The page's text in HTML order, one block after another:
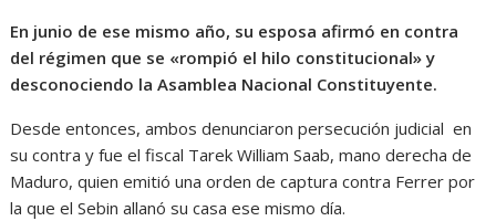
En junio de ese mismo año, su esposa afirmó en contra
del régimen que se «rompió el hilo constitucional» y
desconociendo la Asamblea Nacional Constituyente.
Desde entonces, ambos denunciaron persecución judicial en
su contra y fue el fiscal Tarek William Saab, mano derecha de
Maduro, quien emitió una orden de captura contra Ferrer por
la que el Sebin allanó su casa ese mismo día.